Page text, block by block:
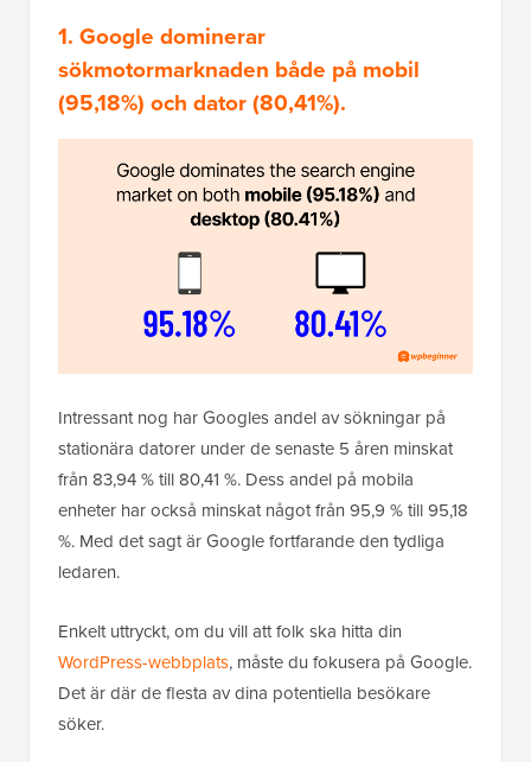
1. Google dominerar
sökmotormarknaden både på mobil
(95,18%) och dator (80,41%).
Intressant nog har Googles andel av sökningar på
stationära datorer under de senaste 5 åren minskat
från 83,94 % till 80,41 %. Dess andel på mobila
enheter har också minskat något från 95,9 % till 95,18
%. Med det sagt är Google fortfarande den tydliga
ledaren.
Enkelt uttryckt, om du vill att folk ska hitta din
WordPress-webbplats, måste du fokusera på Google.
Det är där de flesta av dina potentiella besökare
söker.